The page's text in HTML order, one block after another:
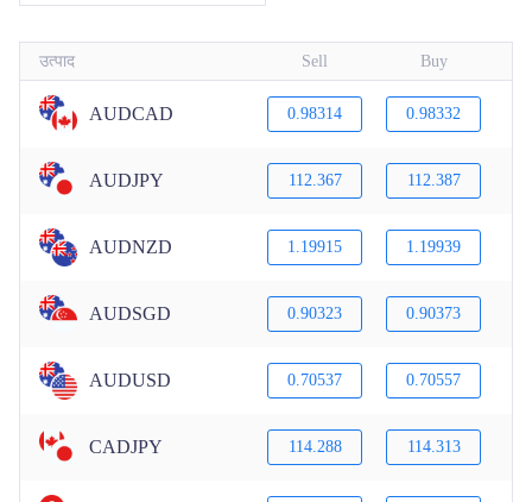
Trader |
उत्पाद Sell Buy
AUDCAD 0.98314 0.98332
AUDJPY 112.367 112.387
AUDNZD 1.19915 1.19939
AUDSGD 0.90323 0.90373
AUDUSD 0.70537 0.70557
CADJPY 114.288 114.313